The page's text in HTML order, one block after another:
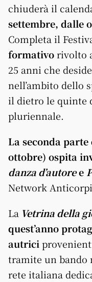
chiuderà il
settembre, dalle
Completa il
formativorivolto
25 anni che
nell’ambito dello
il dietro le quinte
pluriennale.
La seconda
ottobre) ospita
danza d’autoree
Network
La Vetrina della
quest’anno
autrici
tramite un bando
rete italiana